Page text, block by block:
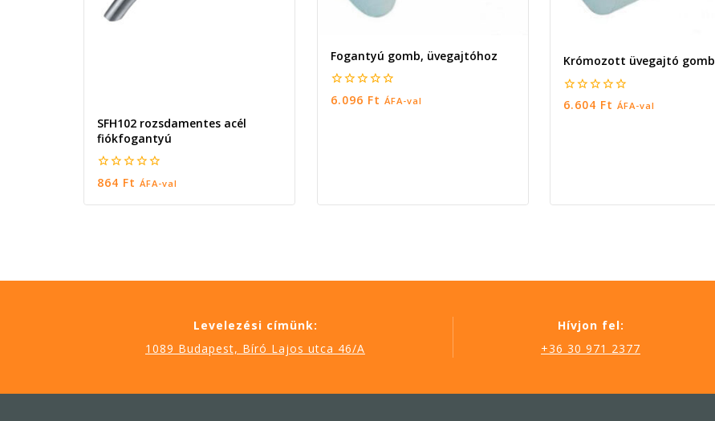
SFH102 rozsdamentes acél
fiókfogantyú
0
864 Ft ÁFA-val
Fogantyú gomb, üvegajtóhoz
0
6.096 Ft ÁFA-val
Krómozott üvegajtó gomb
0
6.604 Ft ÁFA-val
Levelezési címünk:
1089 Budapest, Bíró Lajos utca 46/A
Hívjon fel:
+36 30 971 2377